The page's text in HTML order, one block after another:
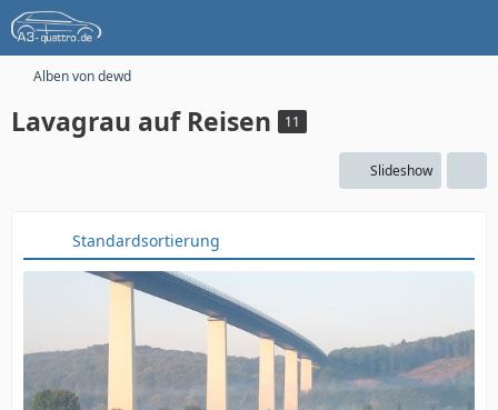
Alben von dewd
Lavagrau auf Reisen 11
Slideshow
Standardsortierung